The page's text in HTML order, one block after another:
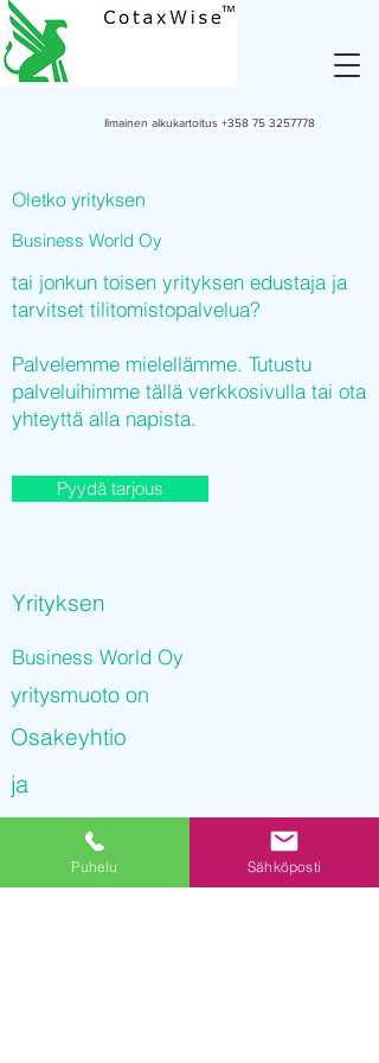
Ilmainen alkukartoitus +358 75 3257778
Oletko yrityksen
Business World Oy
tai jonkun toisen yrityksen edustaja ja
tarvitset tilitomistopalvelua?
Palvelemme mielellämme. Tutustu
palveluihimme tällä verkkosivulla tai ota
yhteyttä alla napista.
Pyydä tarjous
Yrityksen
Business World Oy
yritysmuoto on
Osakeyhtio
ja
Business World Oy
on rekisteröity kaupparekisteriin
Puhelu Sähköposti